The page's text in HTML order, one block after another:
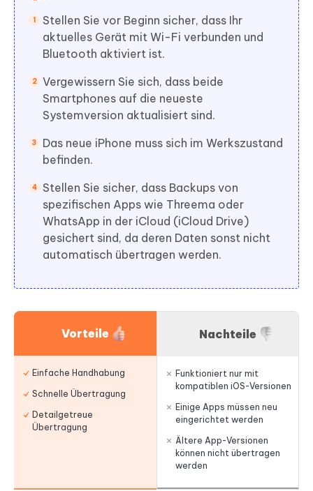
Stellen Sie vor Beginn sicher, dass Ihr
aktuelles Gerät mit Wi-Fi verbunden und
Bluetooth aktiviert ist.
Vergewissern Sie sich, dass beide
Smartphones auf die neueste
Systemversion aktualisiert sind.
Das neue iPhone muss sich im Werkszustand
befinden.
Stellen Sie sicher, dass Backups von
spezifischen Apps wie Threema oder
WhatsApp in der iCloud (iCloud Drive)
gesichert sind, da deren Daten sonst nicht
automatisch übertragen werden.
Vorteile
Einfache Handhabung
Schnelle Übertragung
Detailgetreue
Übertragung
Nachteile
Funktioniert nur mit
kompatiblen iOS-Versionen
Einige Apps müssen neu
eingerichtet werden
Ältere App-Versionen
können nicht übertragen
werden